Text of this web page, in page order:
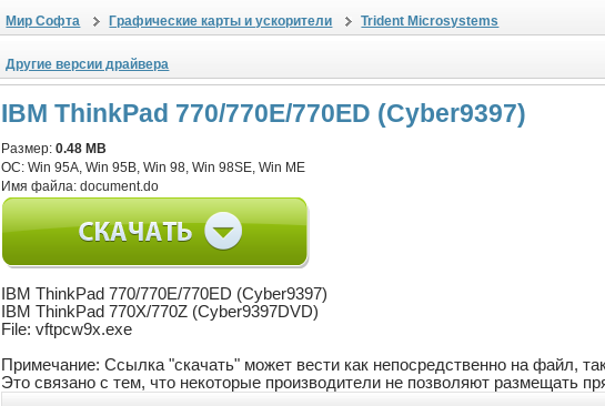
Мир Софта Графические карты и ускорители Trident Microsystems
Другие версии драйвера
IBM ThinkPad 770/770E/770ED (Cyber9397)
Размер:0.48 MB
ОС:Win 95A, Win 95B, Win 98, Win 98SE, Win ME
Имя файла:document.do
IBM ThinkPad 770/770E/770ED (Cyber9397)
IBM ThinkPad 770X/770Z (Cyber9397DVD)
File: vftpcw9x.exe
Примечание: Ссылка "скачать" может вести как непосредственно на файл,
Это связано с тем, что некоторые производители не позволяют размещать